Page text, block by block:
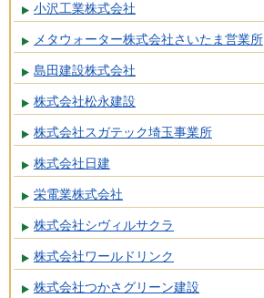
小沢工業株式会社
メタウォーター株式会社さいたま営業所
島田建設株式会社
株式会社松永建設
株式会社スガテック埼玉事業所
株式会社日建
栄電業株式会社
株式会社シヴィルサクラ
株式会社ワールドリンク
株式会社つかさグリーン建設